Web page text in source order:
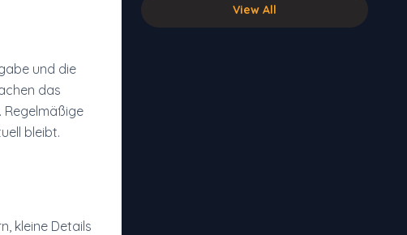
und die
das
Regelmäßige
bleibt.
kleine Details
View All